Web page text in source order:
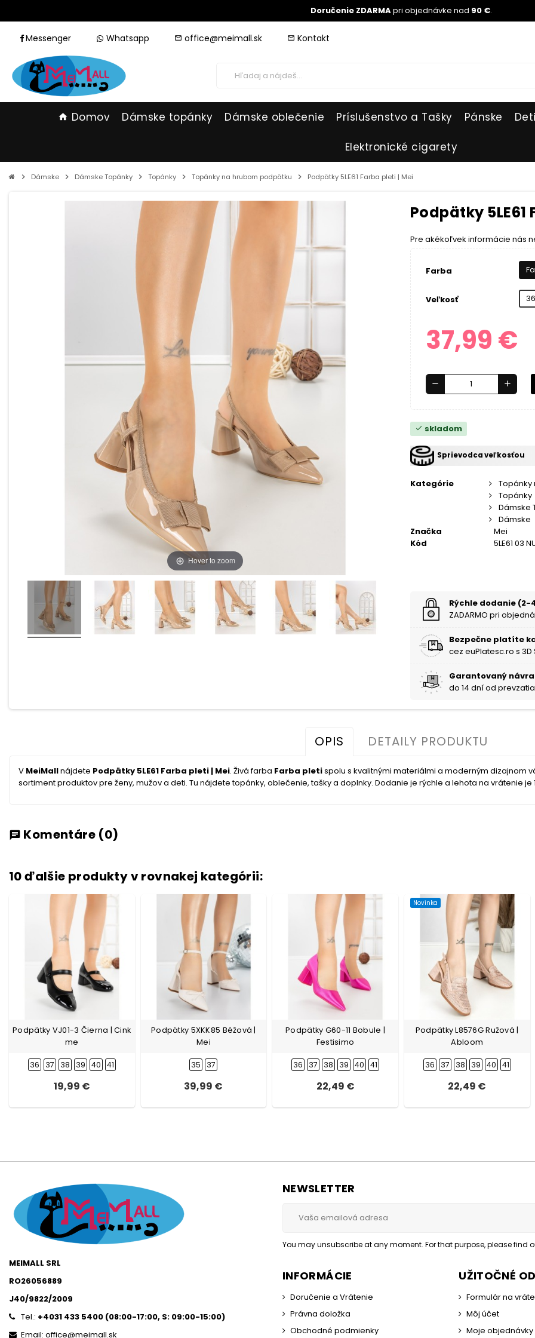
Doručenie ZDARMApri objednávke nad 90 €.
Messenger Whatsapp mail_outline office@meimall.sk mail_outline Kontakt
home Domov Dámske topánky Dámske oblečenie Príslušenstvo a Tašky Pánske Deti
Elektronické cigarety
chevron_right Dámske chevron_right Dámske Topánky chevron_right Topánky chevron_right Topánky na hrubom podpätku chevron_right Podpätky 5LE61 Farba pleti | Mei
Hover to zoom
Podpätky
Pre akékoľvek informácie nás
Farba
Veľkosť 36
37,99 €
remove add
check skladom
Sprievodca veľkosťou
Kategórie
Topánky
Dámske
Dámske
Značka
Mei
Kód
5LE61 03
Rýchle dodanie (2-
ZADARMO pri
Bezpečne platíte
cez euPlatesc.ro s 3D
Garantovaný
do 14 dní od
OPIS DETAILY PRODUKTU
V MeiMallnájdete Podpätky 5LE61 Farba pleti | Mei. Živá farba Farba pletispolu s kvalitnými materiálmi a moderným dizajnom
sortiment produktov pre ženy, mužov a deti. Tu nájdete topánky, oblečenie, tašky a doplnky. Dodanie je rýchle a lehota na vrátenie je
chat Komentáre (0)
10 ďalšie produkty v rovnakej kategórii:
Podpätky VJ01-3 Čierna | Cink
me
36 37 38 39 40 41
19,99 €
Podpätky 5XKK85 Béžová |
Mei
35 37
39,99 €
Podpätky G60-11 Bobule |
Festisimo
36 37 38 39 40 41
22,49 €
Novinka
Podpätky L8576G Ružová |
Abloom
36 37 38 39 40 41
22,49 €
MEIMALL SRL
RO26056889
J40/9822/2009
Tel.: +4031 433 5400 (08:00-17:00, S: 09:00-15:00)
Email: office@meimall.sk
NEWSLETTER
You may unsubscribe at any moment. For that purpose, please find
INFORMÁCIE
Doručenie a Vrátenie
Právna doložka
Obchodné podmienky
UŽITOČNÉ
Formulár na
Môj účet
Moje objednávky